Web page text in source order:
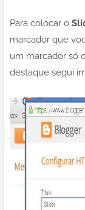
Para colocar o
marcador que
um marcador só
destaque segui